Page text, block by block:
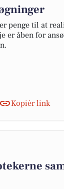
penge til at
er åben for
Kopiér link